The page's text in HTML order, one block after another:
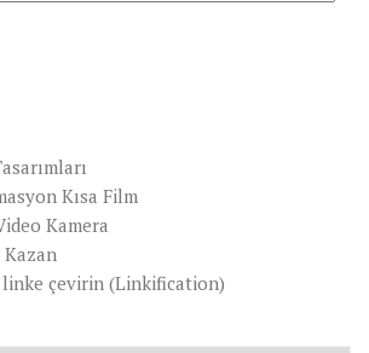
Kısa Film
Kamera
linke çevirin (Linkification)